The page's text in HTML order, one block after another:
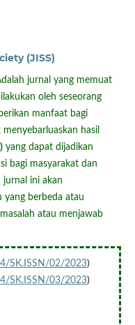
(JISS)
jurnal yang memuat
oleh seseorang
manfaat bagi
hasil
yang dapat dijadikan
bagi masyarakat dan
jurnal ini akan
yang berbeda atau
atau menjawab
SK.ISSN/02/2023)
SK.ISSN/03/2023)